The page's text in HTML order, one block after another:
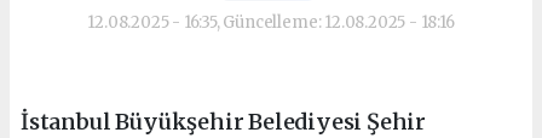
12.08.2025 - 16:35, Güncelleme: 12.08.2025 - 18:16
İstanbul Büyükşehir Belediyesi Şehir